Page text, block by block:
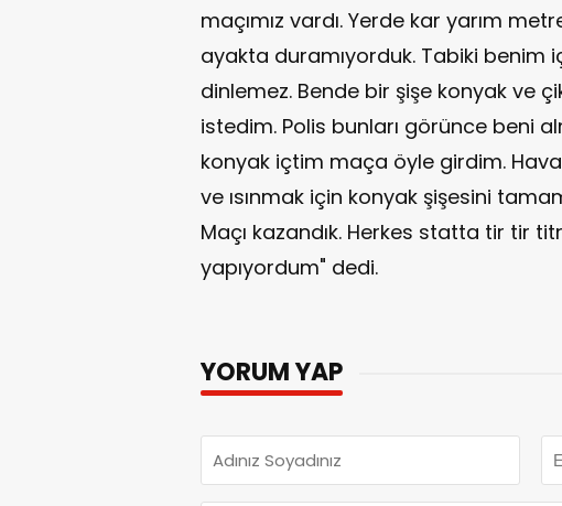
maçımız vardı. Yerde kar yarım
ayakta duramıyorduk. Tabiki benim
dinlemez. Bende bir şişe konyak ve
istedim. Polis bunları görünce beni
konyak içtim maça öyle girdim.
ve ısınmak için konyak şişesini
Maçı kazandık. Herkes statta tir tir
yapıyordum" dedi.
YORUM YAP